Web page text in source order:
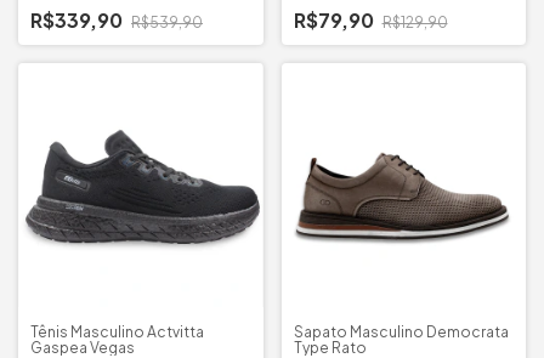
R$339,90 R$539,90 R$79,90 R$129,90
Tênis Masculino Actvitta
Gaspea Vegas
Sapato Masculino Democrata
Type Rato